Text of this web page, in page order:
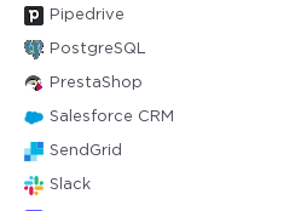
Pipedrive
PostgreSQL
PrestaShop
Salesforce CRM
SendGrid
Slack